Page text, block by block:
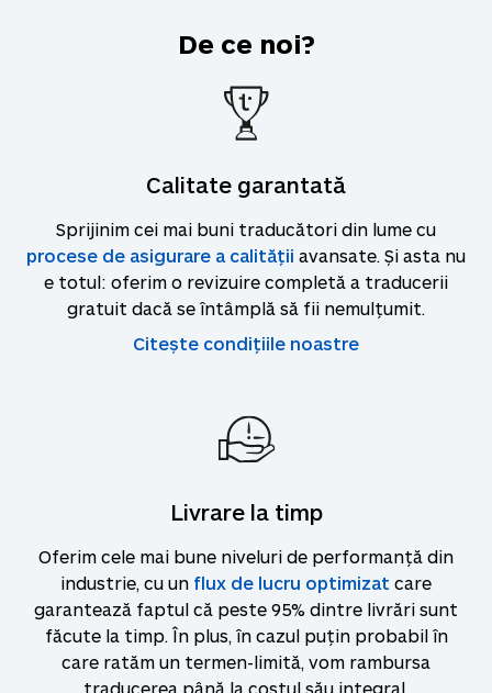
De ce noi?
Calitate garantată
Sprijinim cei mai buni traducători din lume cu
procese de asigurare a calității avansate. Și asta nu
e totul: oferim o revizuire completă a traducerii
gratuit dacă se întâmplă să fii nemulțumit.
Citește condițiile noastre
Livrare la timp
Oferim cele mai bune niveluri de performanță din
industrie, cu un flux de lucru optimizat care
garantează faptul că peste 95% dintre livrări sunt
făcute la timp. În plus, în cazul puțin probabil în
care ratăm un termen-limită, vom rambursa
traducerea până la costul său integral.